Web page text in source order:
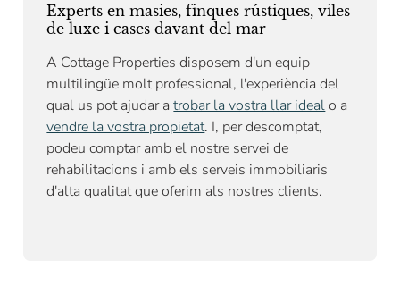
Experts en masies, finques rústiques, viles
de luxe i cases davant del mar
A Cottage Properties disposem d'un equip
multilingüe molt professional, l'experiència del
qual us pot ajudar atrobar la vostra llar idealo a
vendre la vostra propietat. I, per descomptat,
podeu comptar amb el nostre servei de
rehabilitacions i amb els serveis immobiliaris
d'alta qualitat que oferim als nostres clients.